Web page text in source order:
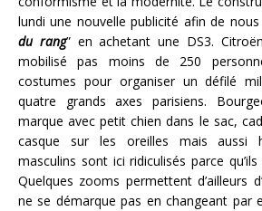
lundi une nouvelle publicité afin de
du rang” en achetant une DS3.
mobilisé pas moins de 250
costumes pour organiser un défilé
quatre grands axes parisiens.
marque avec petit chien dans le sac,
casque sur les oreilles mais aussi
masculins sont ici ridiculisés parce
Quelques zooms permettent d’ailleurs
ne se démarque pas en changeant par